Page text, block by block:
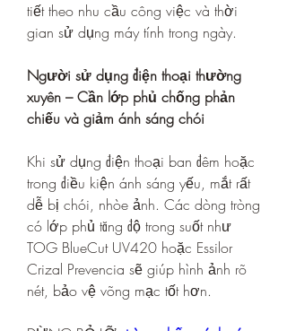
tiết theo nhu cầu công việc và thời
gian sử dụng máy tính trong ngày.
Người sử dụng điện thoại thường
xuyên – Cần lớp phủ chống phản
chiếu và giảm ánh sáng chói
Khi sử dụng điện thoại ban đêm hoặc
trong điều kiện ánh sáng yếu, mắt rất
dễ bị chói, nhòe ảnh. Các dòng tròng
có lớp phủ tăng độ trong suốt như
TOG BlueCut UV420 hoặc Essilor
Crizal Prevencia sẽ giúp hình ảnh rõ
nét, bảo vệ võng mạc tốt hơn.